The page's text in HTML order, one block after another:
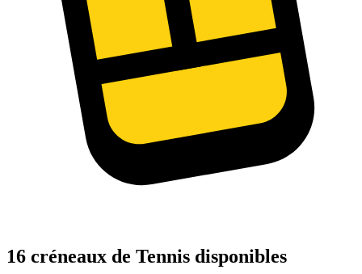
16 créneaux de Tennis disponibles